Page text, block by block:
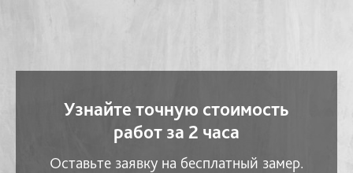
Узнайте точную стоимость
работ за 2 часа
Оставьте заявку на бесплатный замер.